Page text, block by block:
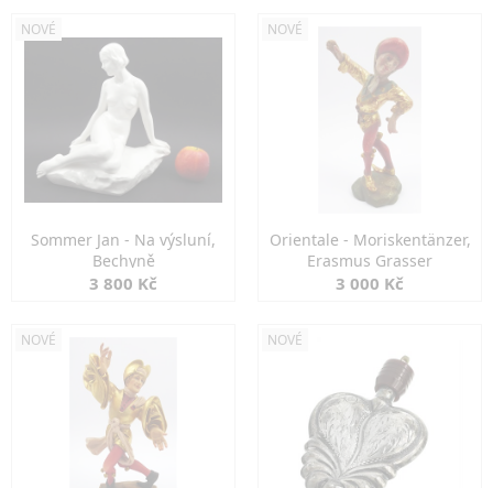
NOVÉ
Sommer Jan - Na výsluní,
Bechyně
3 800 Kč
NOVÉ
Orientale - Moriskentänzer,
Erasmus Grasser
3 000 Kč
NOVÉ NOVÉ